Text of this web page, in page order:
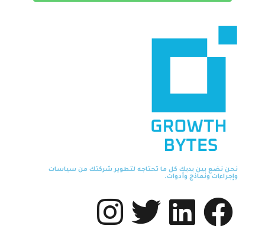
نحن نضع بين يديك كل ما تحتاجه لتطوير شركتك من سياسات
وإجراءات ونماذج وأدوات.